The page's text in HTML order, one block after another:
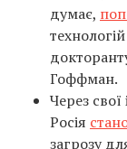
думає,
Гоффман.
Через свої
Росія
загрозу